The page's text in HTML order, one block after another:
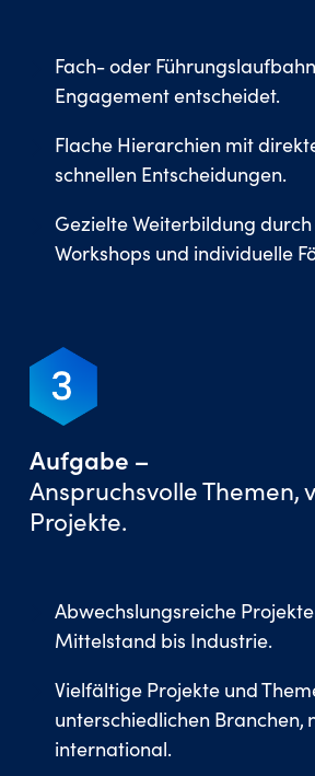
Fach- oder
Engagement entscheidet.
Flache Hierarchien mit
schnellen Entscheidungen.
Gezielte Weiterbildung durch
Workshops und individuelle
Aufgabe –
Anspruchsvolle Themen,
Projekte.
Abwechslungsreiche
Mittelstand bis Industrie.
Vielfältige Projekte und
unterschiedlichen Branchen,
international.